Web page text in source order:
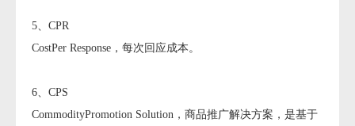
5、CPR
CostPer Response，每次回应成本。
6、CPS
CommodityPromotion Solution，商品推广解决方案，是基于